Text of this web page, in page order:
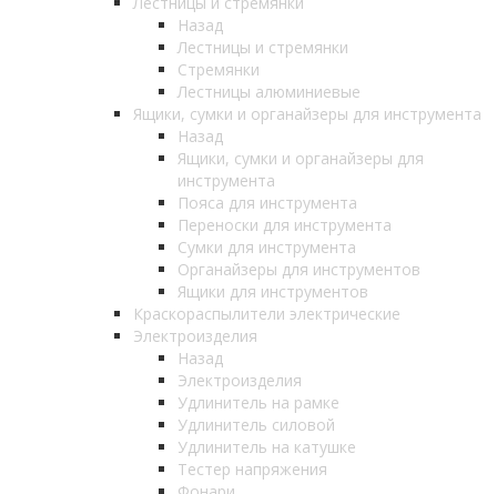
Назад
Лестницы и стремянки
Стремянки
Лестницы алюминиевые
Ящики, сумки и органайзеры для инструмента
Назад
Ящики, сумки и органайзеры для
инструмента
Пояса для инструмента
Переноски для инструмента
Сумки для инструмента
Органайзеры для инструментов
Ящики для инструментов
Краскораспылители электрические
Электроизделия
Назад
Электроизделия
Удлинитель на рамке
Удлинитель силовой
Удлинитель на катушке
Тестер напряжения